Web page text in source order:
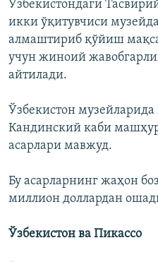
Ўзбекистондаги
икки ўқитувчиси
алмаштириб қўйиш
учун жиноий
айтилади.
Ўзбекистон
Кандинский каби
асарлари мавжуд.
Бу асарларнинг жаҳон
миллион доллардан
Ўзбекистон ва Пикассо